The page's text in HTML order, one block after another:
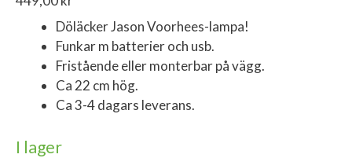
Döläcker Jason Voorhees-lampa!
Funkar m batterier och usb.
Fristående eller monterbar på vägg.
Ca 22 cm hög.
Ca 3-4 dagars leverans.
I lager